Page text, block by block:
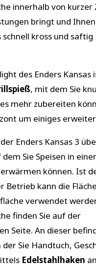
innerhalb von kurzer
bringt und Ihnen
kross und saftig
des Enders Kansas
, mit dem Sie
mehr zubereiten
um einiges
Enders Kansas 3
dem Sie Speisen in
können. Ist
Betrieb kann die
verwendet
finden Sie auf der
Seite. An dieser
Sie Handtuch,
Edelstahlhaken